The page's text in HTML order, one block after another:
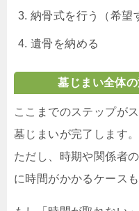
納骨式を行う（希望
遺骨を納める
墓じまい全体
ここまでのステップが
墓じまいが完了します。
ただし、時期や関係者
に時間がかかるケースも